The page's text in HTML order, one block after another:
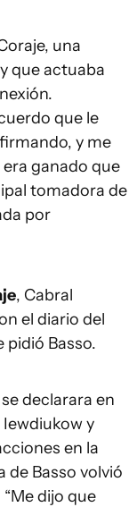
una
que actuaba
que le
y me
ganado que
tomadora de
por
, Cabral
el diario del
pidió Basso.
declarara en
y
en la
de Basso volvió
dijo que